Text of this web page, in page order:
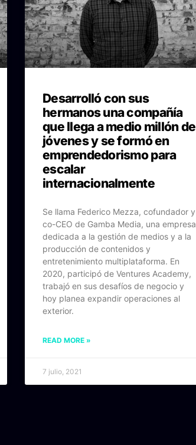
Desarrolló con sus
hermanos una compañía
que llega a medio millón de
jóvenes y se formó en
emprendedorismo para
escalar
internacionalmente
Se llama Federico Mezza, cofundador y
co-CEO de Gamba Media, una empresa
dedicada a la gestión de medios y a la
producción de contenidos y
entretenimiento multiplataforma. En
2020, participó de Ventures Academy,
trabajó en sus desafíos de negocio y
hoy planea expandir operaciones al
exterior.
READ MORE »
7 julio, 2021